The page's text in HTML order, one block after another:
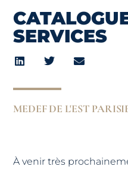
SERVICES
MEDEF DE L'EST
À venir très